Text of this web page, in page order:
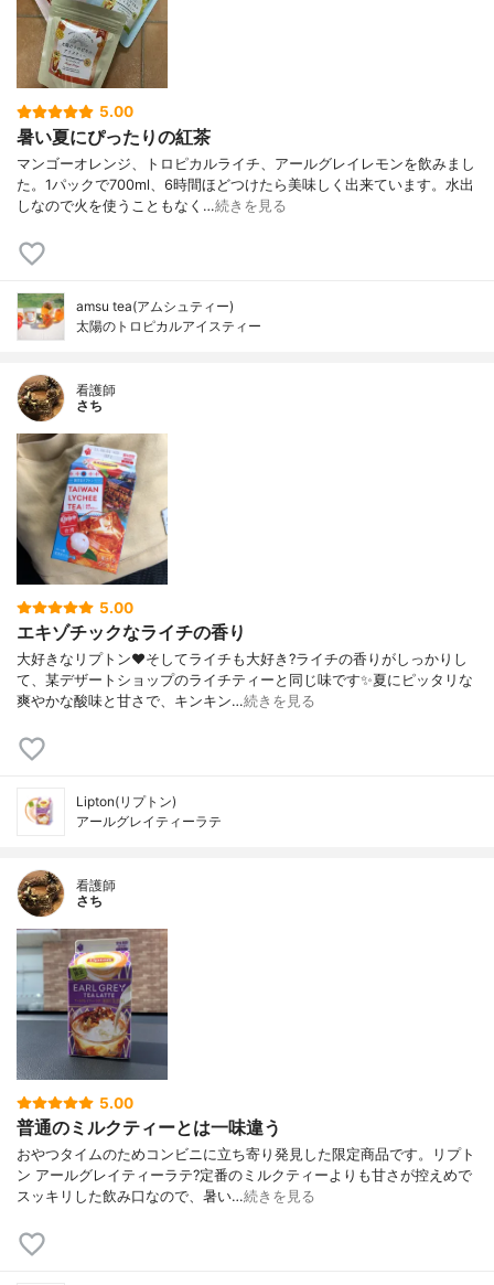
5.00
暑い夏にぴったりの紅茶
マンゴーオレンジ、トロピカルライチ、アールグレイレモンを飲みまし
た。1パックで700ml、6時間ほどつけたら美味しく出来ています。水出
しなので火を使うこともなく…続きを見る
amsu tea(アムシュティー)
太陽のトロピカルアイスティー
看護師
さち
5.00
エキゾチックなライチの香り
大好きなリプトン❤️そしてライチも大好き?ライチの香りがしっかりし
て、某デザートショップのライチティーと同じ味です✨夏にピッタリな
爽やかな酸味と甘さで、キンキン…続きを見る
Lipton(リプトン)
アールグレイティーラテ
看護師
さち
5.00
普通のミルクティーとは一味違う
おやつタイムのためコンビニに立ち寄り発見した限定商品です。リプト
ン アールグレイティーラテ?定番のミルクティーよりも甘さが控えめで
スッキリした飲み口なので、暑い…続きを見る